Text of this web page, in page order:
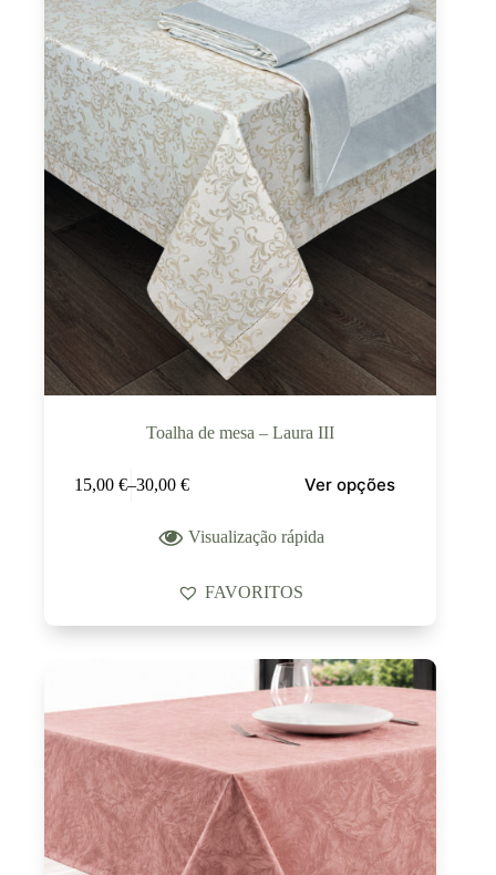
Toalha de mesa – Laura III
15,00 €–30,00 € Ver opções
Visualização rápida
FAVORITOS